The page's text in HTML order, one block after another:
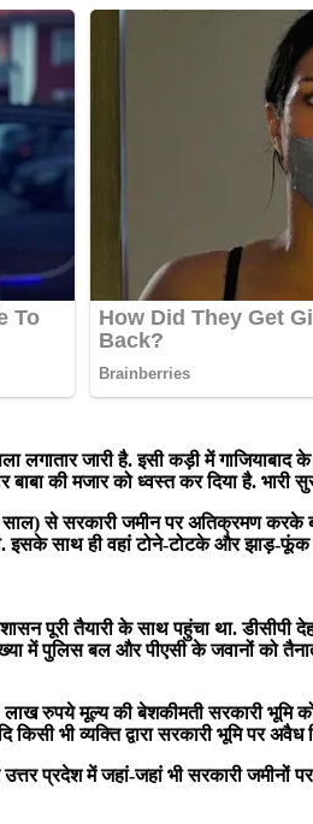
जारी है. इसी कड़ी में गाजियाबाद
बाबा की मजार को ध्वस्त कर दिया है.
से सरकारी जमीन पर अतिक्रमण
इसके साथ ही वहां टोने-टोटके और
पूरी तैयारी के साथ पहुंचा था. डीसीपी
में पुलिस बल और पीएसी के जवानों को
लाख रुपये मूल्य की बेशकीमती सरकारी
भी व्यक्ति द्वारा सरकारी भूमि पर
प्रदेश में जहां-जहां भी सरकारी जमीनों